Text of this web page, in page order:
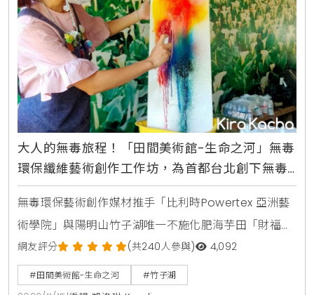
大人的無毒旅程！「田間美術館-生命之河」無毒
環保纖維藝術創作工作坊，為首都台北創下無毒
時尚之旅新典範
無毒環保藝術創作媒材推手「比利時Powertex 亞洲藝
術學院」與陽明山竹子湖唯一不施化肥海芋田「財福海
芋田」聯手推出：「田間美術館-生命之河」無毒環保
纖維藝術創作工作坊，為首都台北創下無毒時尚之旅新
網友評分 (共240人參與) 4,092
#田間美術館-生命之河 #竹子湖